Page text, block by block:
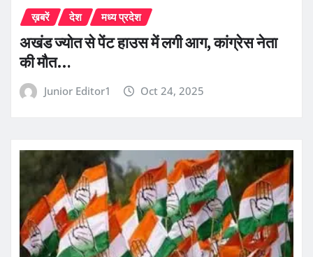
ख़बरें देश मध्य प्रदेश
अखंड ज्योत से पेंट हाउस में लगी आग, कांग्रेस नेता
की मौत…
Junior Editor1 Oct 24, 2025